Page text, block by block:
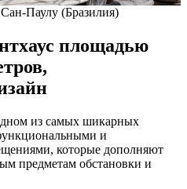
Паулу (Бразилия)
площадью
из самых шикарных
и
которые дополняют
предметам обстановки и